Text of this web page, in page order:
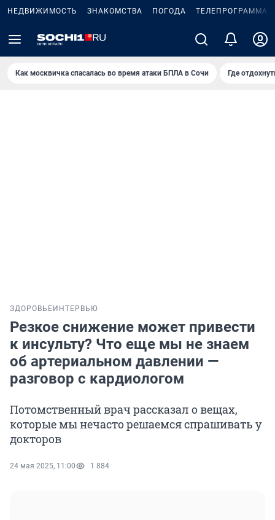
НЕДВИЖИМОСТЬ ЗНАКОМСТВА ПОГОДА ТЕЛЕПРОГРАММА
Как москвичка спасалась во время атаки БПЛА в Сочи Где
ЗДОРОВЬЕ ИНТЕРВЬЮ
Резкое снижение может привести
к инсульту? Что еще мы не знаем
об артериальном давлении —
разговор с кардиологом
Потомственный врач рассказал о вещах,
которые мы нечасто решаемся спрашивать у
докторов
24 мая 2025, 11:00 1 884